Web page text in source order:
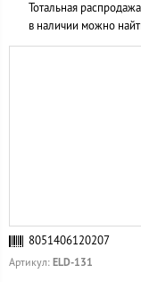
Тотальная
в наличии можно
8051406120207
Артикул: ELD-131